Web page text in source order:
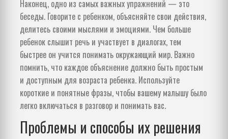
Наконец, одно из самых важных упражнений — это
беседы. Говорите с ребенком, объясняйте свои действия,
делитесь своими мыслями и эмоциями. Чем больше
ребенок слышит речь и участвует в диалогах, тем
быстрее он учится понимать окружающий мир. Важно
помнить, что каждое объяснение должно быть простым
и доступным для возраста ребенка. Используйте
короткие и понятные фразы, чтобы вашему малышу было
легко включаться в разговор и понимать вас.
Проблемы и способы их решения